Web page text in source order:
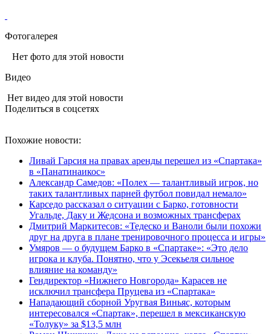
Фотогалерея
Нет фото для этой новости
Видео
Нет видео для этой новости
Поделиться в соцсетях
Похожие новости:
Ливай Гарсия на правах аренды перешел из «Спартака»
в «Панатинаикос»
Александр Самедов: «Полех — талантливый игрок, но
таких талантливых парней футбол повидал немало»
Карседо рассказал о ситуации с Барко, готовности
Угальде, Даку и Жедсона и возможных трансферах
Дмитрий Маркитесов: «Тедеско и Ваноли были похожи
друг на друга в плане тренировочного процесса и игры»
Умяров — о будущем Барко в «Спартаке»: «Это дело
игрока и клуба. Понятно, что у Эсекьеля сильное
влияние на команду»
Гендиректор «Нижнего Новгорода» Карасев не
исключил трансфера Пруцева из «Спартака»
Нападающий сборной Уругвая Виньяс, которым
интересовался «Спартак», перешел в мексиканскую
«Толуку» за $13,5 млн